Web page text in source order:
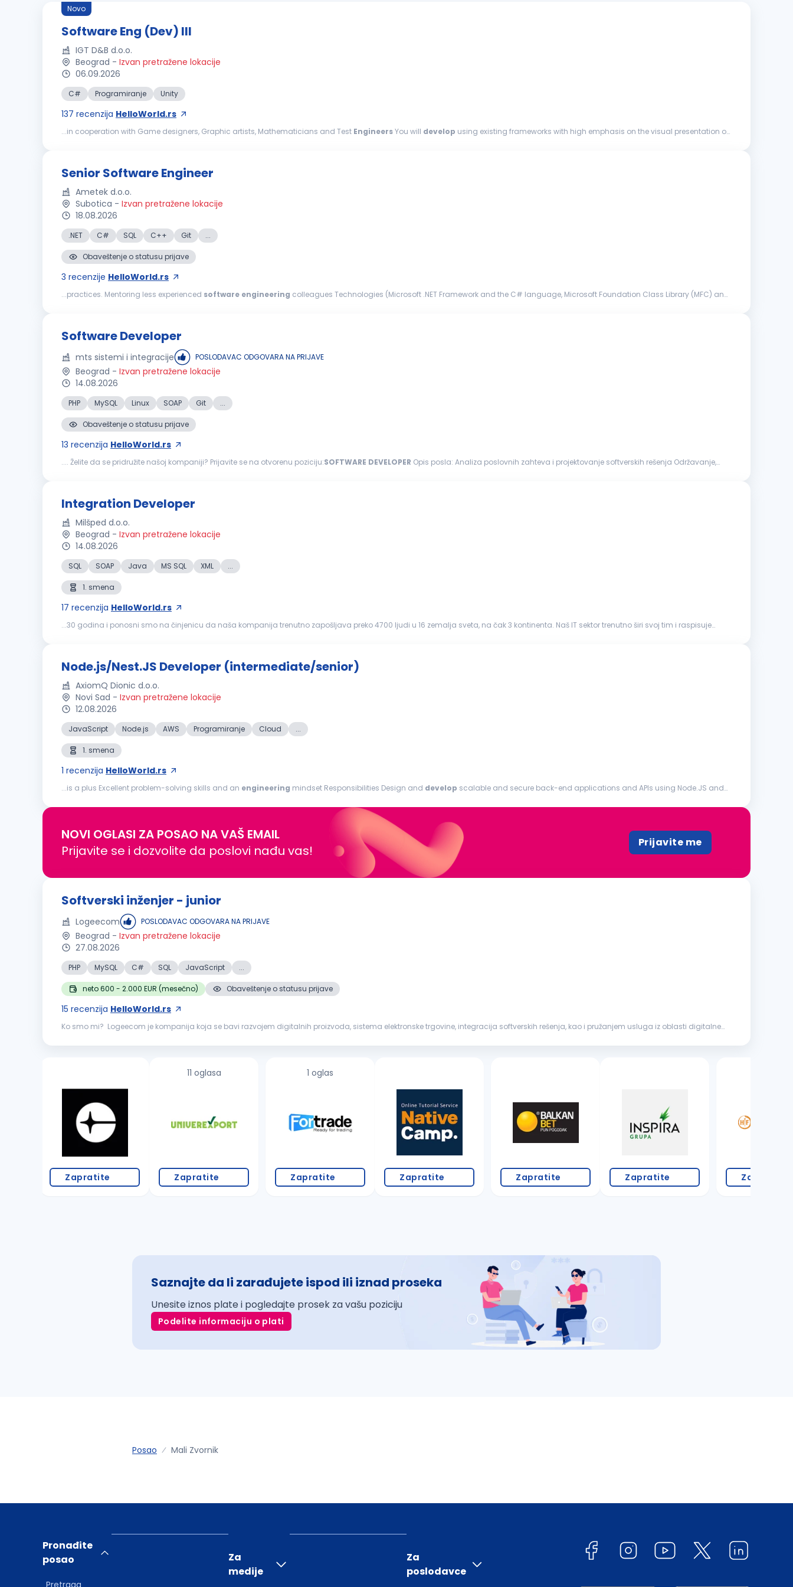
Novo
Software Eng (Dev) III
IGT D&B d.o.o.
Beograd - Izvan pretražene lokacije
06.09.2026
C# Programiranje Unity
137 recenzija HelloWorld.rs
...in cooperation with Game designers, Graphic artists, Mathematicians and Test EngineersYou will develop using existing frameworks with high emphasis on the visual presentation of
Senior Software Engineer
Ametek d.o.o.
Subotica - Izvan pretražene lokacije
18.08.2026
.NET C# SQL C++ Git ...
Obaveštenje o statusu prijave
3 recenzije HelloWorld.rs
...practices. Mentoring less experienced software engineering colleagues Technologies (Microsoft .NET Framework and the C# language, Microsoft Foundation Class Library (MFC) and
Software Developer
mts sistemi i integracije POSLODAVAC ODGOVARA NA PRIJAVE
Beograd - Izvan pretražene lokacije
14.08.2026
PHP MySQL Linux SOAP Git ...
Obaveštenje o statusu prijave
13 recenzija HelloWorld.rs
.... Želite da se pridružite našoj kompaniji? Prijavite se na otvorenu poziciju:SOFTWARE DEVELOPER Opis posla: Analiza poslovnih zahteva i projektovanje softverskih rešenja Održavanje,
Integration Developer
Milšped d.o.o.
Beograd - Izvan pretražene lokacije
14.08.2026
SQL SOAP Java MS SQL XML ...
1. smena
17 recenzija HelloWorld.rs
...30 godina i ponosni smo na činjenicu da naša kompanija trenutno zapošljava preko 4700 ljudi u 16 zemalja sveta, na čak 3 kontinenta. Naš IT sektor trenutno širi svoj tim i raspisuje
Node.js/Nest.JS Developer (intermediate/senior)
AxiomQ Dionic d.o.o.
Novi Sad - Izvan pretražene lokacije
12.08.2026
JavaScript Node.js AWS Programiranje Cloud ...
1. smena
1 recenzija HelloWorld.rs
...is a plus Excellent problem-solving skills and an engineering mindset Responsibilities Design and develop scalable and secure back-end applications and APIs using Node.JS and
NOVI OGLASI ZA POSAO NA VAŠ EMAIL
Prijavite se i dozvolite da poslovi nađu vas!
Prijavite me
Softverski inženjer - junior
Logeecom POSLODAVAC ODGOVARA NA PRIJAVE
Beograd - Izvan pretražene lokacije
27.08.2026
PHP MySQL C# SQL JavaScript ...
neto 600 - 2.000 EUR (mesečno) Obaveštenje o statusu prijave
15 recenzija HelloWorld.rs
Ko smo mi? Logeecom je kompanija koja se bavi razvojem digitalnih proizvoda, sistema elektronske trgovine, integracija softverskih rešenja, kao i pružanjem usluga iz oblasti digitalne
Zapratite
11 oglasa
Zapratite
1 oglas
Zapratite Zapratite Zapratite Zapratite Zapratite
Saznajte da li zarađujete ispod ili iznad proseka
Unesite iznos plate i pogledajte prosek za vašu poziciju
Podelite informaciju o plati
Posao Mali Zvornik
Pronađite
posao
Pretraga
Za
medije
Za
poslodavce